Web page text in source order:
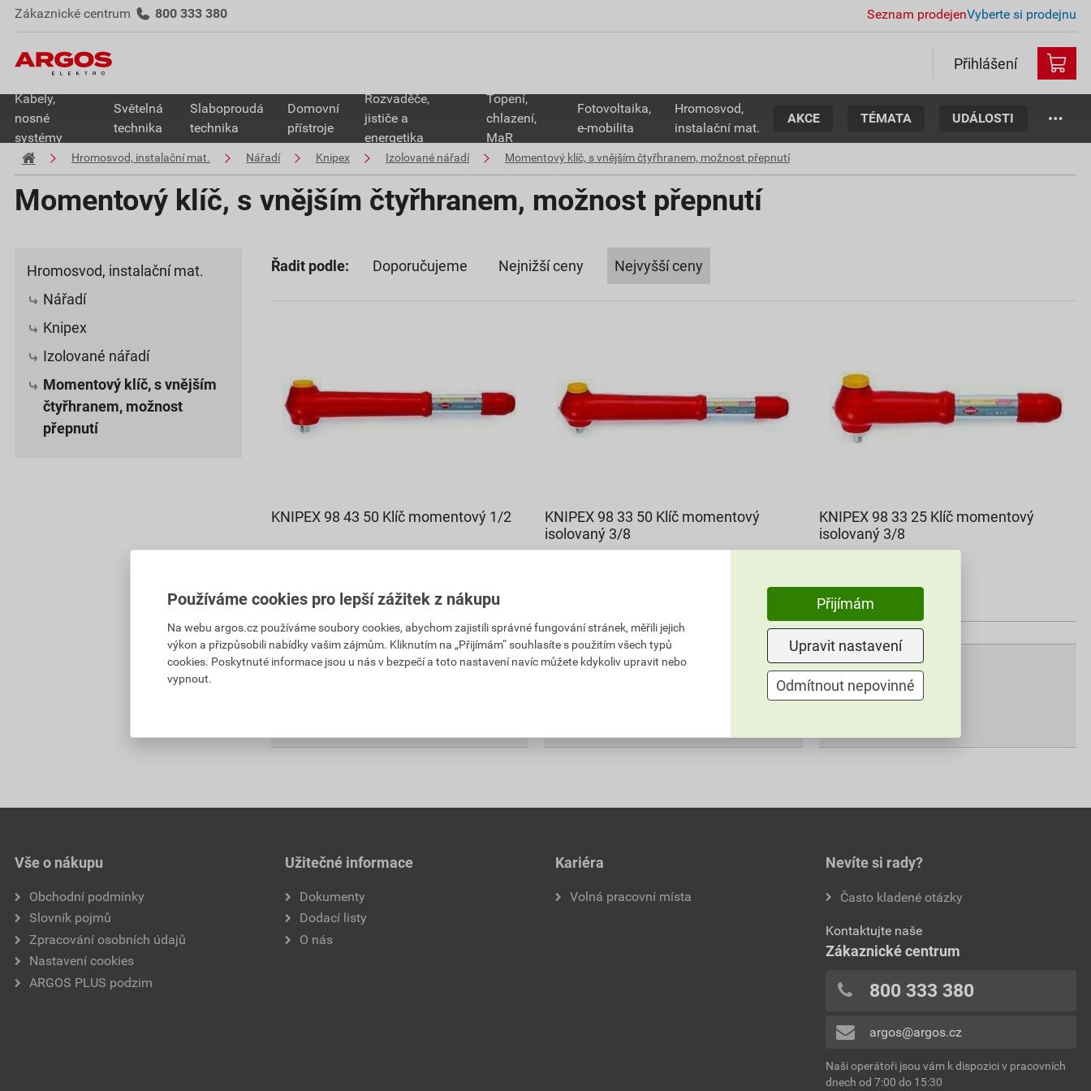
Zákaznické centrum 800 333 380 Seznam prodejenVyberte si prodejnu
Přihlášení
Kabely,
nosné
systémy
Světelná
technika
Slaboproudá
technika
Domovní
přístroje
Rozvaděče,
jističe a
energetika
Topení,
chlazení,
MaR
Fotovoltaika,
e-mobilita
Hromosvod,
instalační mat.
AKCE TÉMATA UDÁLOSTI
Hromosvod, instalační mat. Nářadí Knipex Izolované nářadí Momentový klíč, s vnějším čtyřhranem, možnost přepnutí
Momentový klíč, s vnějším čtyřhranem, možnost přepnutí
Hromosvod, instalační mat.
Nářadí
Knipex
Izolované nářadí
Momentový klíč, s vnějším
čtyřhranem, možnost
přepnutí
Řadit podle: Doporučujeme Nejnižší ceny Nejvyšší ceny
KNIPEX 98 43 50 Klíč momentový 1/2
cena za ks s DPH
Aktuálně vyprodáno
KNIPEX 98 33 50 Klíč momentový
isolovaný 3/8
Aktuálně vyprodáno
KNIPEX 98 33 25 Klíč momentový
isolovaný 3/8
9 219,24Kč
cena za ks s DPH
Aktuálně vyprodáno
Vše o nákupu
Obchodní podmínky
Slovník pojmů
Zpracování osobních údajů
Nastavení cookies
ARGOS PLUS podzim
Užitečné informace
Dokumenty
Dodací listy
O nás
Kariéra
Volná pracovní místa
Nevíte si rady?
Často kladené otázky
Kontaktujte naše
Zákaznické centrum
800 333 380
argos@argos.cz
Naši operátoři jsou vám k dispozici v pracovních
dnech od 7:00 do 15:30
Používáme cookies pro lepší zážitek z nákupu
Na webu argos.cz používáme soubory cookies, abychom zajistili správné fungování stránek, měřili jejich
výkon a přizpůsobili nabídky vašim zájmům. Kliknutím na „Přijímám“ souhlasíte s použitím všech typů
cookies. Poskytnuté informace jsou u nás v bezpečí a toto nastavení navíc můžete kdykoliv upravit nebo
vypnout.
Přijímám
Upravit nastavení
Odmítnout nepovinné